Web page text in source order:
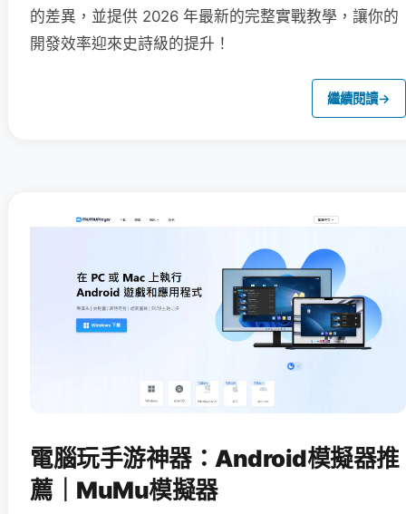
的差異，並提供 2026 年最新的完整實戰教學，讓你的
開發效率迎來史詩級的提升！
繼續閱讀→
電腦玩手游神器：Android模擬器推
薦｜MuMu模擬器